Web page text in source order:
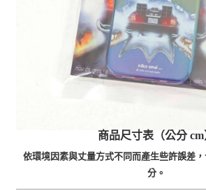
商品尺寸表（公分 cm
依環境因素與丈量方式不同而產生些許誤差
分。